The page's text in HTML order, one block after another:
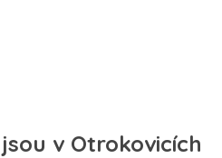
v Otrokovicích